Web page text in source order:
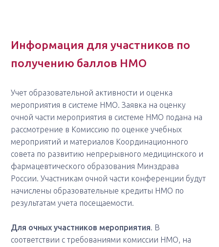
Информация для участников по
получению баллов НМО
Учет образовательной активности и оценка
мероприятия в системе НМО. Заявка на оценку
очной части мероприятия в системе НМО подана на
рассмотрение в Комиссию по оценке учебных
мероприятий и материалов Координационного
совета по развитию непрерывного медицинского и
фармацевтического образования Минздрава
России. Участникам очной части конференции будут
начислены образовательные кредиты НМО по
результатам учета посещаемости.
Для очных участников мероприятия. В
соответствии с требованиями комиссии НМО, на